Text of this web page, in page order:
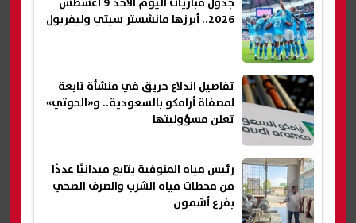
2026.. أبرزها مانشستر سيتي وليفربول
تفاصيل اندلاع حريق في منشأة تابعة
لمصفاة أرامكو بالسعودية.. و«الحوثي»
تعلن مسؤوليتها
رئيس مياه المنوفية يتابع ميدانيًا عددًا
من محطات مياه الشرب والصرف الصحي
بفرع أشمون